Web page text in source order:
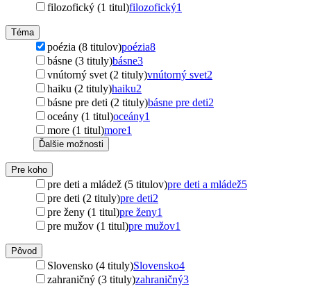
filozofický (1 titul)filozofický1
Téma
poézia (8 titulov)poézia8
básne (3 tituly)básne3
vnútorný svet (2 tituly)vnútorný svet2
haiku (2 tituly)haiku2
básne pre deti (2 tituly)básne pre deti2
oceány (1 titul)oceány1
more (1 titul)more1
Ďalšie možnosti
Pre koho
pre deti a mládež (5 titulov)pre deti a mládež5
pre deti (2 tituly)pre deti2
pre ženy (1 titul)pre ženy1
pre mužov (1 titul)pre mužov1
Pôvod
Slovensko (4 tituly)Slovensko4
zahraničný (3 tituly)zahraničný3